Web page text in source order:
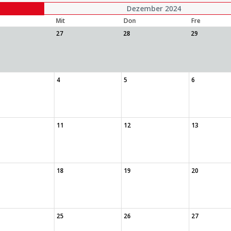
Dezember 2024
Mit Don Fre
27 28 29
4 5 6
11 12 13
18 19 20
25 26 27